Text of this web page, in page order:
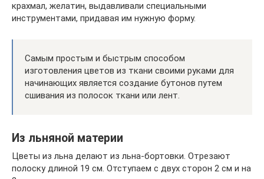
крахмал, желатин, выдавливали специальными
инструментами, придавая им нужную форму.
Самым простым и быстрым способом
изготовления цветов из ткани своими руками для
начинающих является создание бутонов путем
сшивания из полосок ткани или лент.
Из льняной материи
Цветы из льна делают из льна-бортовки. Отрезают
полоску длиной 19 см. Отступаем с двух сторон 2 см и на